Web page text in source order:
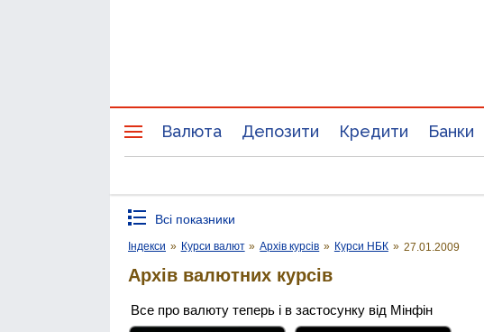
Валюта Депозити Кредити Банки
Всі показники
Індекси » Курси валют » Архів курсів » Курси НБК » 27.01.2009
Архів валютних курсів
Все про валюту теперь і в застосунку від Мінфін